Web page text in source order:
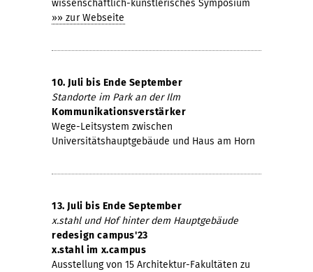
wissenschaftlich-künstlerisches Symposium
»» zur Webseite
10. Juli bis Ende September
Standorte im Park an der Ilm
Kommunikationsverstärker
Wege-Leitsystem zwischen
Universitätshauptgebäude und Haus am Horn
13. Juli bis Ende September
x.stahl und Hof hinter dem Hauptgebäude
redesign campus'23
x.stahl im x.campus
Ausstellung von 15 Architektur-Fakultäten zu